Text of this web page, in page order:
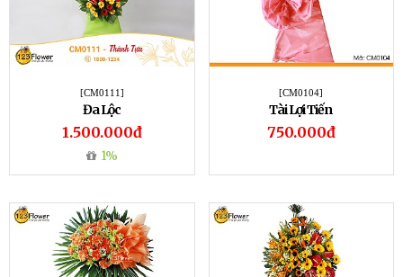
[CM0111]
Đa Lộc
1.500.000đ
1%
[CM0104]
Tài Lợi Tiến
750.000đ